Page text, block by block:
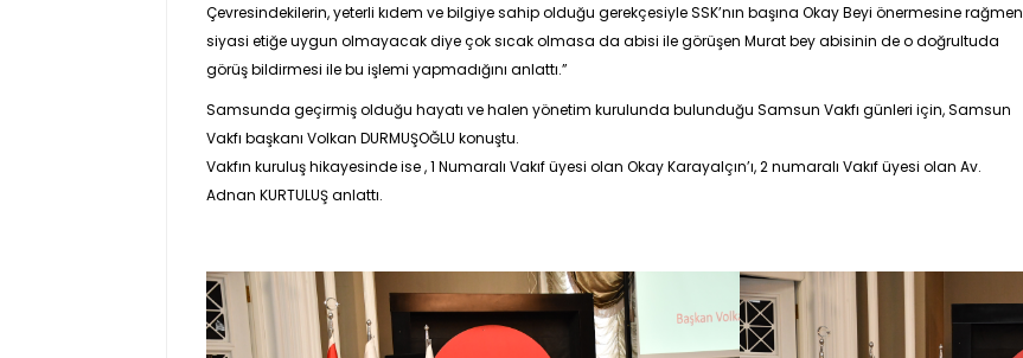
Çevresindekilerin, yeterli kıdem ve bilgiye sahip olduğu gerekçesiyle SSK’nın başına Okay Beyi önermesine rağmen
siyasi etiğe uygun olmayacak diye çok sıcak olmasa da abisi ile görüşen Murat bey abisinin de o doğrultuda
görüş bildirmesi ile bu işlemi yapmadığını anlattı.”
Samsunda geçirmiş olduğu hayatı ve halen yönetim kurulunda bulunduğu Samsun Vakfı günleri için, Samsun
Vakfı başkanı Volkan DURMUŞOĞLU konuştu.
Vakfın kuruluş hikayesinde ise , 1 Numaralı Vakıf üyesi olan Okay Karayalçın’ı, 2 numaralı Vakıf üyesi olan Av.
Adnan KURTULUŞanlattı.